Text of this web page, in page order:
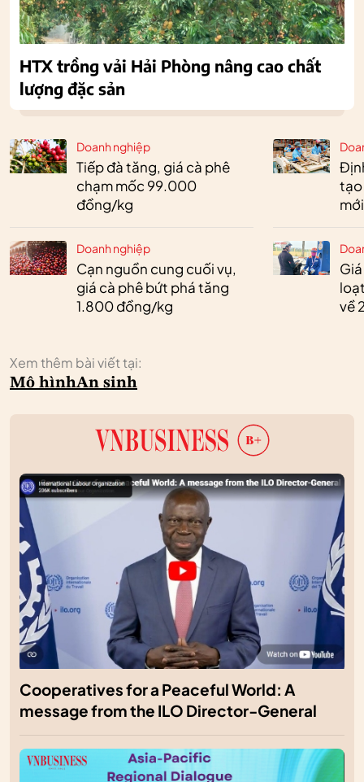
Doanh nghiệp
Tiếp đà tăng, giá cà phê
chạm mốc 99.000
đồng/kg
Doanh nghiệp
Cạn nguồn cung cuối vụ,
giá cà phê bứt phá tăng
1.800 đồng/kg
tạo
về
Xem thêm bài viết tại:
Mô hìnhAn sinh
HTX trồng vải Hải Phòng nâng cao chất
lượng đặc sản
Cooperatives for a Peaceful World: A
message from the ILO Director-General